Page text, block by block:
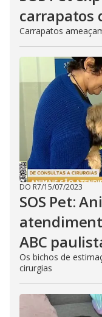
carrapatos
Carrapatos
DO R7/15/07/2023
SOS Pet:
ABC
Os bichos de
cirurgias